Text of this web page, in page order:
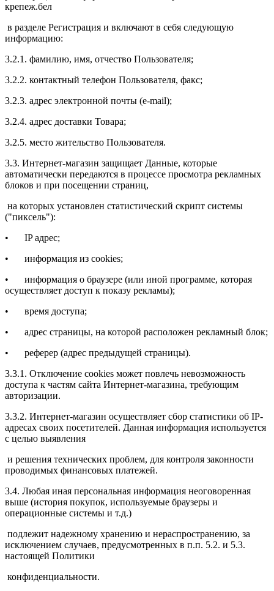
крепеж.бел
в разделе Регистрация и включают в себя следующую
информацию:
3.2.1. фамилию, имя, отчество Пользователя;
3.2.2. контактный телефон Пользователя, факс;
3.2.3. адрес электронной почты (e-mail);
3.2.4. адрес доставки Товара;
3.2.5. место жительство Пользователя.
3.3. Интернет-магазин защищает Данные, которые
автоматически передаются в процессе просмотра рекламных
блоков и при посещении страниц,
на которых установлен статистический скрипт системы
("пиксель"):
•
IP адрес;
•
информация из cookies;
•
информация о браузере (или иной программе, которая
осуществляет доступ к показу рекламы);
•
время доступа;
•
адрес страницы, на которой расположен рекламный блок;
•
реферер (адрес предыдущей страницы).
3.3.1. Отключение cookies может повлечь невозможность
доступа к частям сайта Интернет-магазина, требующим
авторизации.
3.3.2. Интернет-магазин осуществляет сбор статистики об IP-
адресах своих посетителей. Данная информация используется
с целью выявления
и решения технических проблем, для контроля законности
проводимых финансовых платежей.
3.4. Любая иная персональная информация неоговоренная
выше (история покупок, используемые браузеры и
операционные системы и т.д.)
подлежит надежному хранению и нераспространению, за
исключением случаев, предусмотренных в п.п. 5.2. и 5.3.
настоящей Политики
конфиденциальности.